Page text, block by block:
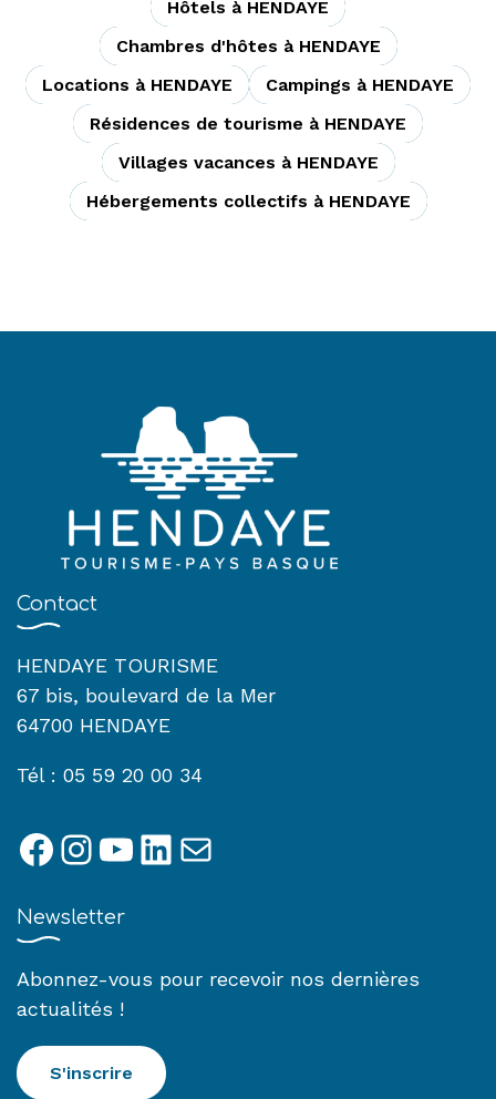
Hôtels à HENDAYE
Chambres d'hôtes à HENDAYE
Locations à HENDAYE
Campings à HENDAYE
Résidences de tourisme à HENDAYE
Villages vacances à HENDAYE
Hébergements collectifs à HENDAYE
Contact
HENDAYE TOURISME
67 bis, boulevard de la Mer
64700 HENDAYE
Tél : 05 59 20 00 34
Facebook
Instagram
YouTube
LinkedIn
E-mail
Newsletter
Abonnez-vous pour recevoir nos dernières
actualités !
S'inscrire